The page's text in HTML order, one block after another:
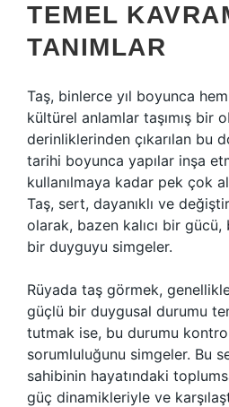
TEMEL
TANIMLAR
Taş, binlerce yıl boyunca
kültürel anlamlar taşımış bir
derinliklerinden çıkarılan bu
tarihi boyunca yapılar inşa
kullanılmaya kadar pek çok
Taş, sert, dayanıklı ve
olarak, bazen kalıcı bir
bir duyguyu simgeler.
Rüyada taş görmek,
güçlü bir duygusal durumu
tutmak ise, bu durumu
sorumluluğunu simgeler. Bu
sahibinin hayatındaki
güç dinamikleriyle ve